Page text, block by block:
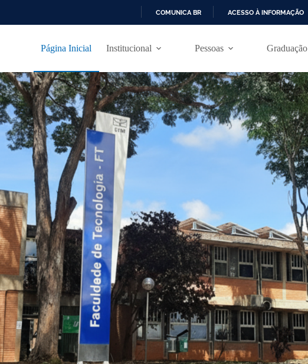
R
A
O
C
O
N
T
E
COMUNICA BR ACESSO À INFORMAÇÃO
Página Inicial Institucional Pessoas Graduação